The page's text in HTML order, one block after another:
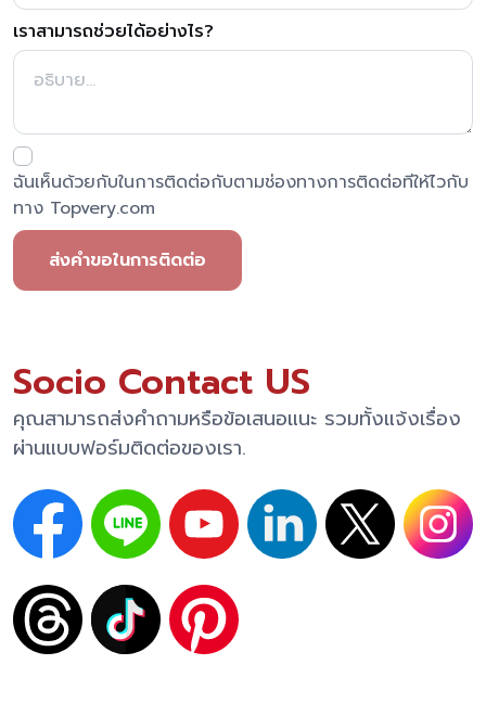
เราสามารถช่วยได้อย่างไร?
ฉันเห็นด้วยกับในการติดต่อกับตามช่องทางการติดต่อทีให้ไวกับ
ทาง Topvery.com
ส่งคำขอในการติดต่อ
Socio Contact US
คุณสามารถส่งคำถามหรือข้อเสนอแนะ รวมทั้งแจ้งเรื่อง
ผ่านแบบฟอร์มติดต่อของเรา.